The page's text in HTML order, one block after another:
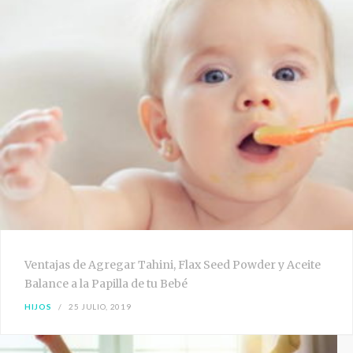
Ventajas de Agregar Tahini, Flax Seed Powder y Aceite
Balance a la Papilla de tu Bebé
HIJOS 25 JULIO, 2019